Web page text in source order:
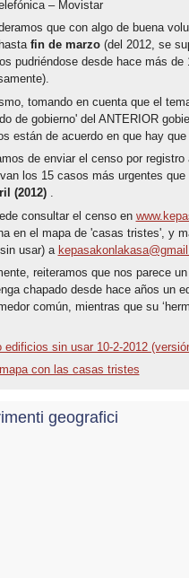
– Movistar
que con algo de buena
fin de marzo (del 2012, se
pudriéndose desde hace más
tomando en cuenta que el
de gobierno' del ANTERIOR
están de acuerdo en que hay
de enviar el censo por
los 15 casos más urgentes
(2012).
consultar el censo en
en el mapa de 'casas tristes', y
usar) a
reiteramos que nos parece
chapado desde hace años un
común, mientras que su
edificios sin usar 10-2-2012
mapa con las casas tristes
geografici